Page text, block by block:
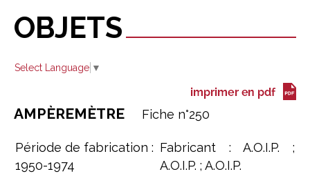
OBJETS
Select Language ▼
AMPÈREMÈTRE Fiche n°250
Période de fabrication :
1950-1974
Fabricant : A.O.I.P. ;
A.O.I.P. ; A.O.I.P.